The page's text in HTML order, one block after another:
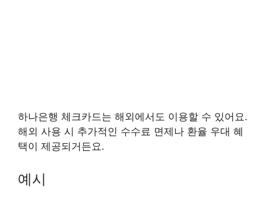
하나은행 체크카드는 해외에서도 이용할 수 있어요.
해외 사용 시 추가적인 수수료 면제나 환율 우대 혜
택이 제공되거든요.
예시